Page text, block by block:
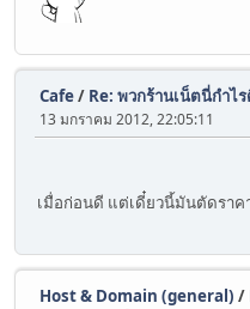
Cafe/ Re: พวกร้านเน็ตนี่กำไ
13 มกราคม 2012, 22:05:11
เมื่อก่อนดี แต่เดี๋ยวนี้มันตัดราค
Host & Domain (general) /